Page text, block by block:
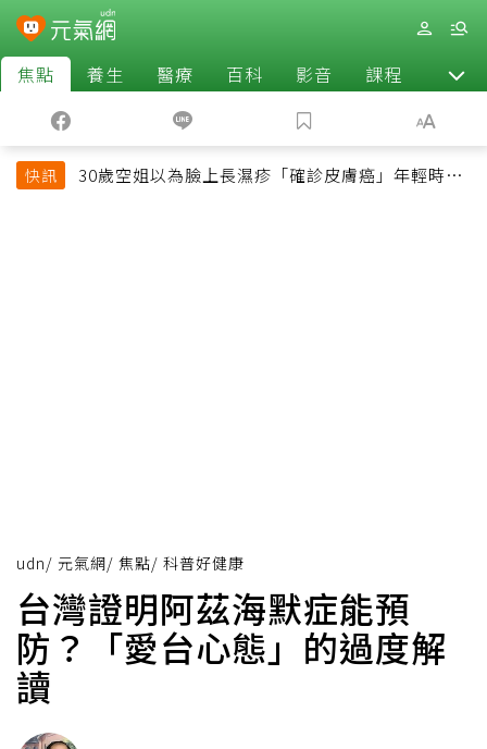
焦點 養生 醫療 百科 影音 課程 退休
快訊
30歲空姐以為臉上長濕疹「確診皮膚癌」年輕時一
udn/ 元氣網/ 焦點/ 科普好健康
台灣證明阿茲海默症能預
防？「愛台心態」的過度解
讀